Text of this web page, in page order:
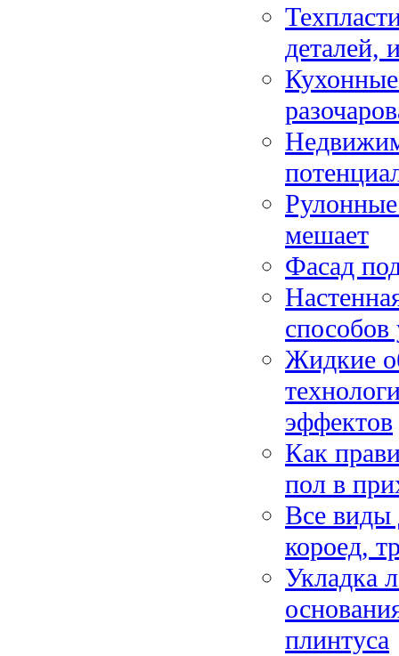
деталей,
мешает
Фасад
Жидкие
эффектов
Как
пол в
Все виды
короед,
Укладка
плинтуса